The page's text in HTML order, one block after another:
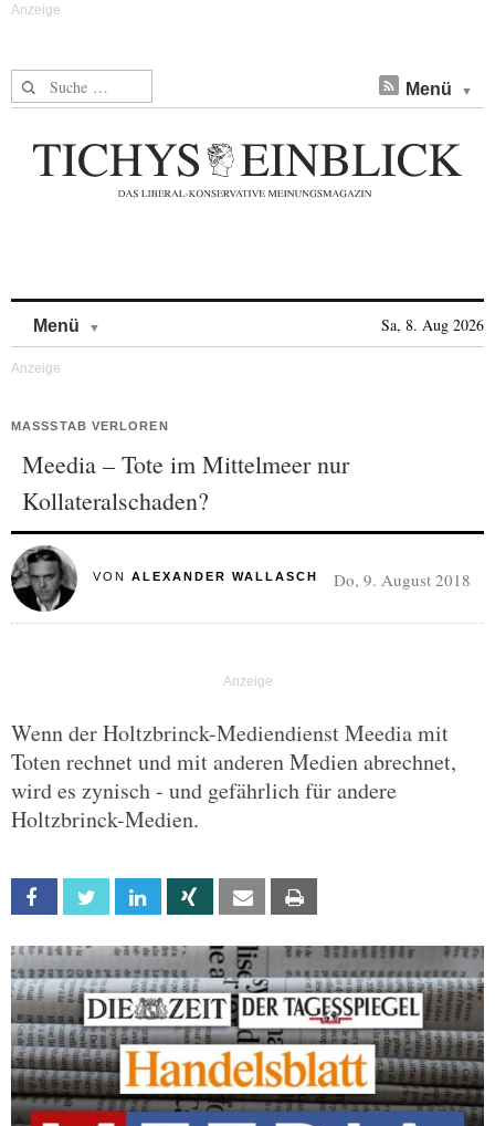
Suche nach: Menü
Menü Sa, 8. Aug 2026
MASSSTAB VERLOREN
Meedia – Tote im Mittelmeer nur
Kollateralschaden?
VON ALEXANDER WALLASCH Do, 9. August 2018
Wenn der Holtzbrinck-Mediendienst Meedia mit
Toten rechnet und mit anderen Medien abrechnet,
wird es zynisch - und gefährlich für andere
Holtzbrinck-Medien.
Facebook Twitter Linkedin Xing Email